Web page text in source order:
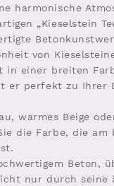
harmonische
„Kieselstein
von
in einer breiten
er perfekt zu Ihrer
warmes Beige
die Farbe, die am
Beton,
nur durch seine